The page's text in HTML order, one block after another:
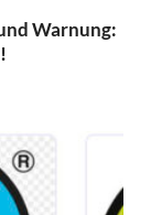
Warnung: